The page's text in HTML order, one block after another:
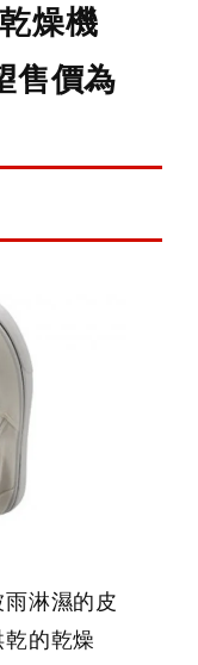
燥機
售價為
淋濕的皮
的乾燥